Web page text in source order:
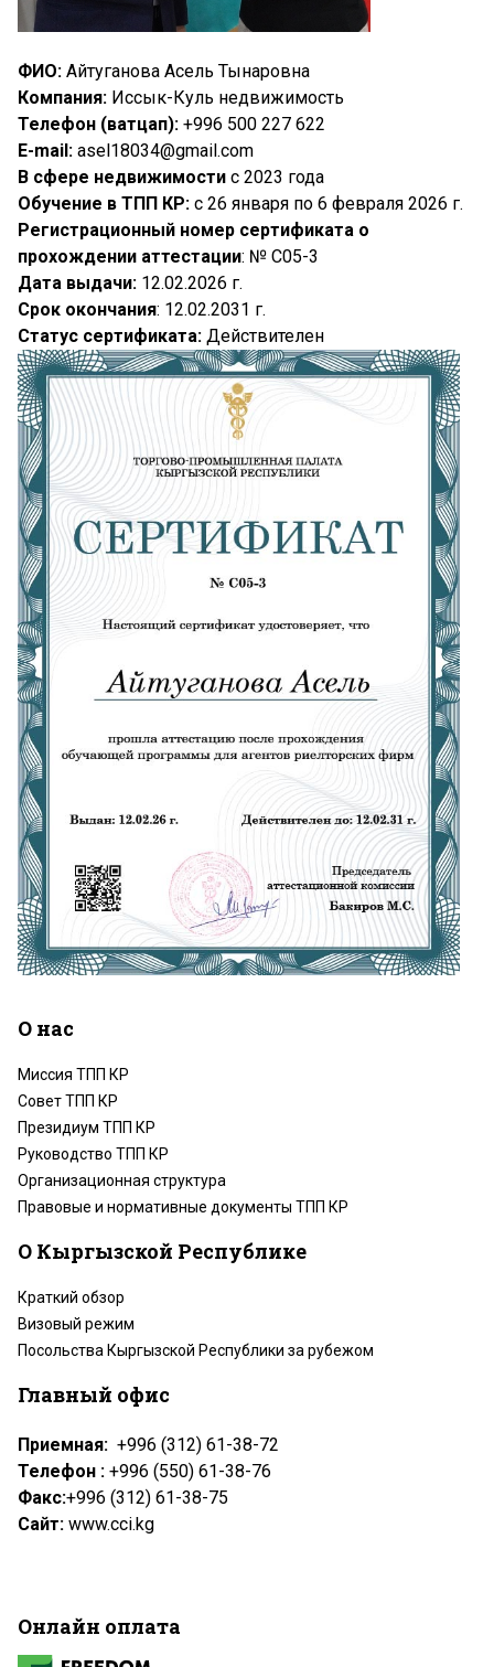
ФИО: Айтуганова Асель Тынаровна
Компания: Иссык-Куль недвижимость
Телефон (ватцап): +996 500 227 622
E-mail: asel18034@gmail.com
В сфере недвижимости с 2023 года
Обучение в ТПП КР: с 26 января по 6 февраля 2026 г.
Регистрационный номер сертификата о
прохождении аттестации: № C05-3
Дата выдачи: 12.02.2026 г.
Срок окончания: 12.02.2031 г.
Статус сертификата: Действителен
О нас
Миссия ТПП КР
Совет ТПП КР
Президиум ТПП КР
Руководство ТПП КР
Организационная структура
Правовые и нормативные документы ТПП КР
О Кыргызской Республике
Краткий обзор
Визовый режим
Посольства Кыргызской Республики за рубежом
Главный офис
Приемная: +996 (312) 61-38-72
Телефон : +996 (550) 61-38-76
Факс:+996 (312) 61-38-75
Сайт: www.cci.kg
Онлайн оплата